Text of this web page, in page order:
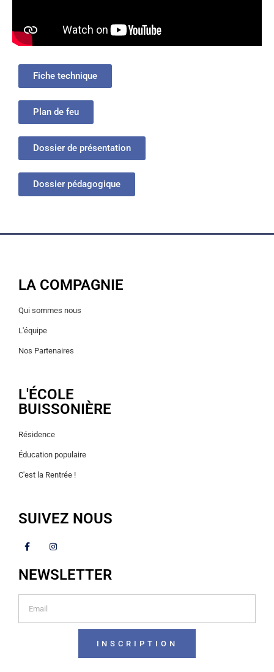
Fiche technique
Plan de feu
Dossier de présentation
Dossier pédagogique
LA COMPAGNIE
Qui sommes nous
L'équipe
Nos Partenaires
L'ÉCOLE
BUISSONIÈRE
Résidence
Éducation populaire
C'est la Rentrée !
SUIVEZ NOUS
NEWSLETTER
INSCRIPTION